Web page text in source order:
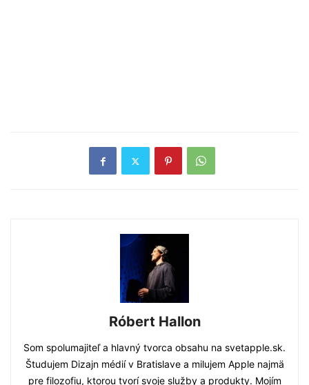
Róbert Hallon
Som spolumajiteľ a hlavný tvorca obsahu na svetapple.sk.
Študujem Dizajn médií v Bratislave a milujem Apple najmä
pre filozofiu, ktorou tvorí svoje služby a produkty. Mojím